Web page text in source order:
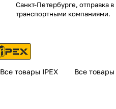
Санкт-Петербурге, отправка
транспортными компаниями.
Все товары IPEX Все товары